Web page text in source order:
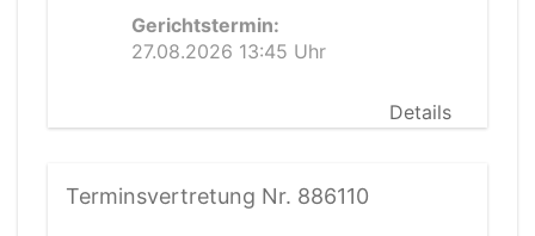
Gerichtstermin:
27.08.2026 13:45 Uhr
Details
Terminsvertretung Nr. 886110